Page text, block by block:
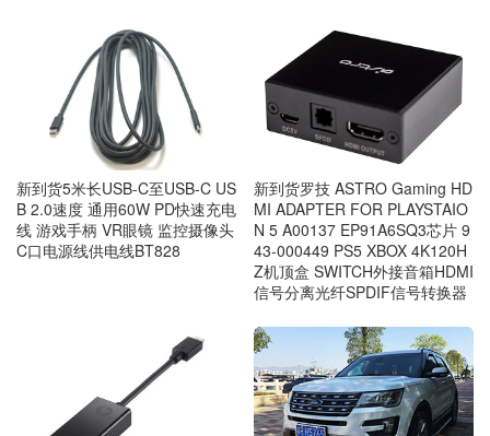
新到货5米长USB-C至USB-C US
B 2.0速度 通用60W PD快速充电
线 游戏手柄 VR眼镜 监控摄像头
C口电源线供电线BT828
新到货罗技 ASTRO Gaming HD
MI ADAPTER FOR PLAYSTAIO
N 5 A00137 EP91A6SQ3芯片 9
43-000449 PS5 XBOX 4K120H
Z机顶盒 SWITCH外接音箱HDMI
信号分离光纤SPDIF信号转换器